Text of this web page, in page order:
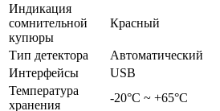
Индикация
сомнительной
купюры
Красный
Тип детектора
Автоматический
Интерфейсы
USB
Температура
хранения
-20°С ~ +65°С